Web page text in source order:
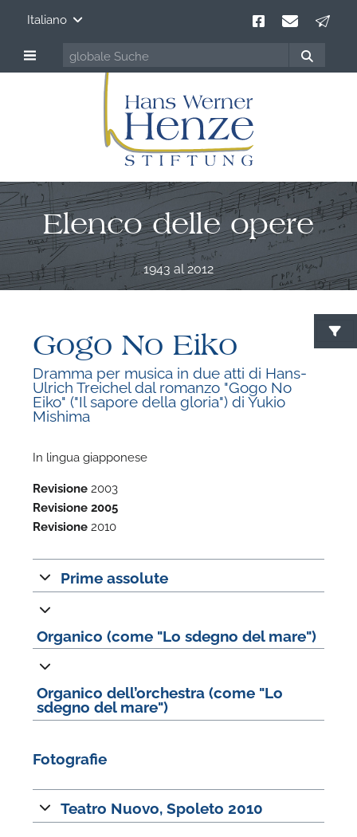
Italiano
Elenco delle opere
1943 al 2012
Gogo No Eiko
Dramma per musica in due atti di Hans-
Ulrich Treichel dal romanzo "Gogo No
Eiko" ("Il sapore della gloria") di Yukio
Mishima
In lingua giapponese
Revisione 2003
Revisione2005
Revisione 2010
Prime assolute
Organico (come "Lo sdegno del mare")
Organico dell’orchestra (come "Lo
sdegno del mare")
Fotografie
Teatro Nuovo, Spoleto 2010